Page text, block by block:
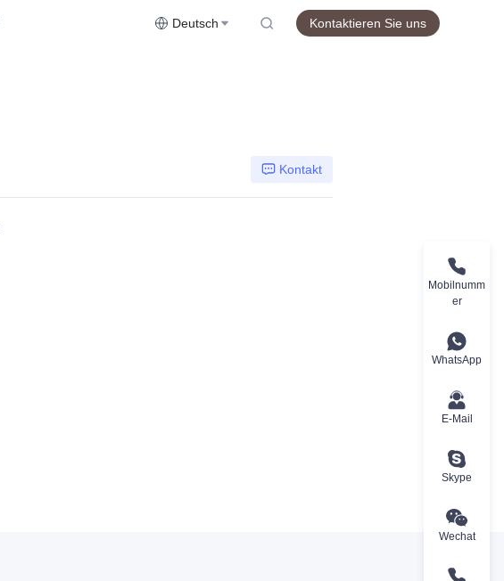
Deutsch Kontaktieren Sie uns
Kontakt
Mobilnumm
er
WhatsApp
E-Mail
Skype
Wechat